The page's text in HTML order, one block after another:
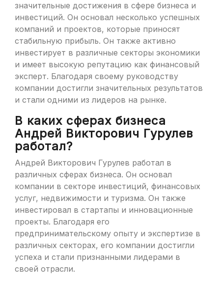
значительные достижения в сфере бизнеса и
инвестиций. Он основал несколько успешных
компаний и проектов, которые приносят
стабильную прибыль. Он также активно
инвестирует в различные секторы экономики
и имеет высокую репутацию как финансовый
эксперт. Благодаря своему руководству
компании достигли значительных результатов
и стали одними из лидеров на рынке.
В каких сферах бизнеса
Андрей Викторович Гурулев
работал?
Андрей Викторович Гурулев работал в
различных сферах бизнеса. Он основал
компании в секторе инвестиций, финансовых
услуг, недвижимости и туризма. Он также
инвестировал в стартапы и инновационные
проекты. Благодаря его
предпринимательскому опыту и экспертизе в
различных секторах, его компании достигли
успеха и стали признанными лидерами в
своей отрасли.